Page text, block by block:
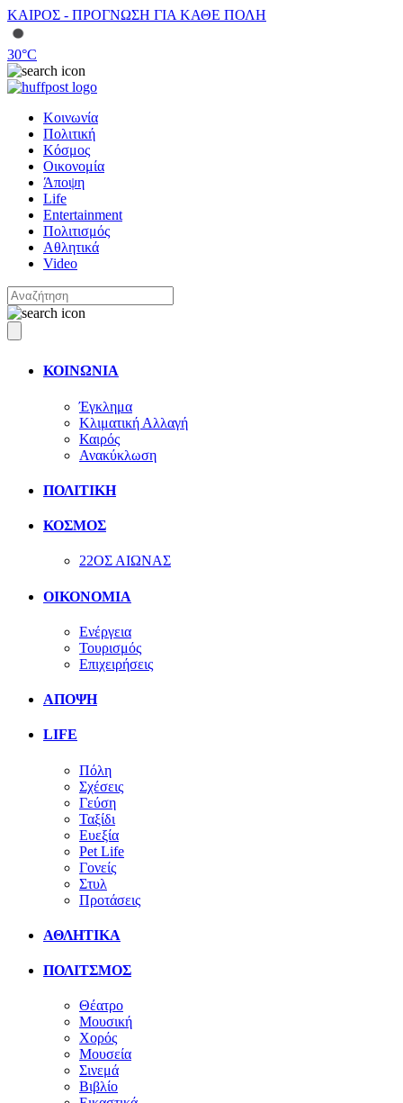
ΚΑΙΡΟΣ - ΠΡΟΓΝΩΣΗ ΓΙΑ ΚΑΘΕ ΠΟΛΗ
30°C
Κοινωνία
Πολιτική
Κόσμος
Οικονομία
Άποψη
Life
Entertainment
Πολιτισμός
Αθλητικά
Video
ΚΟΙΝΩΝΙΑ
Έγκλημα
Κλιματική Αλλαγή
Καιρός
Ανακύκλωση
ΠΟΛΙΤΙΚΗ
ΚΟΣΜΟΣ
22ΟΣ ΑΙΩΝΑΣ
ΟΙΚΟΝΟΜΙΑ
Ενέργεια
Τουρισμός
Επιχειρήσεις
ΑΠΟΨΗ
LIFE
Πόλη
Σχέσεις
Γεύση
Ταξίδι
Ευεξία
Pet Life
Γονείς
Στυλ
Προτάσεις
ΑΘΛΗΤΙΚΑ
ΠΟΛΙΤΣΜΟΣ
Θέατρο
Μουσική
Χορός
Μουσεία
Σινεμά
Βιβλίο